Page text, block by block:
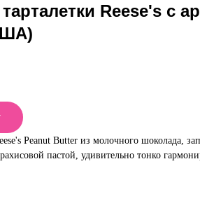
Reese's с
Peanut Butter из молочного шоколада,
пастой, удивительно тонко